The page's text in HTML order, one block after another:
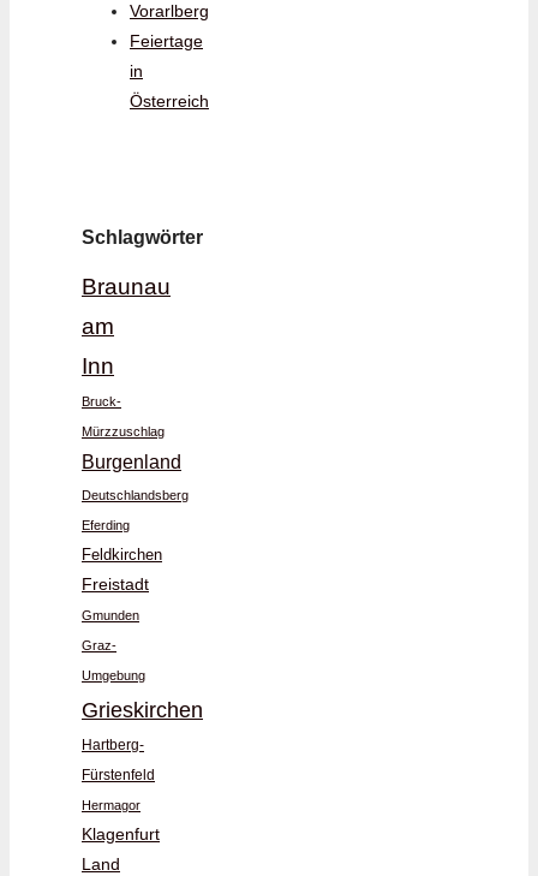
Vorarlberg
Feiertage
in
Österreich
Schlagwörter
Braunau
am
Inn
Bruck-
Mürzzuschlag
Burgenland
Deutschlandsberg
Eferding
Feldkirchen
Freistadt
Gmunden
Graz-
Umgebung
Grieskirchen
Hartberg-
Fürstenfeld
Hermagor
Klagenfurt
Land